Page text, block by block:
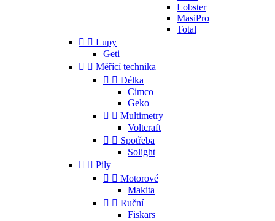
Lobster
MasiPro
Total
  Lupy
Geti
  Měřící technika
  Délka
Cimco
Geko
  Multimetry
Voltcraft
  Spotřeba
Solight
  Pily
  Motorové
Makita
  Ruční
Fiskars